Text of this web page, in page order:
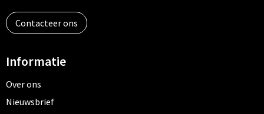
Contacteer ons
Informatie
Over ons
Nieuwsbrief